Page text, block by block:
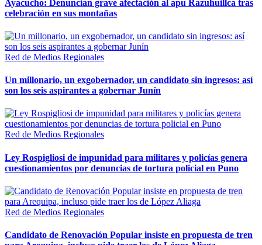
Ayacucho: Denuncian grave afectación al apu Razuhuillca tras
celebración en sus montañas
Red de Medios Regionales
Un millonario, un exgobernador, un candidato sin ingresos: así
son los seis aspirantes a gobernar Junín
Red de Medios Regionales
Ley Rospigliosi de impunidad para militares y policías genera
cuestionamientos por denuncias de tortura policial en Puno
Red de Medios Regionales
Candidato de Renovación Popular insiste en propuesta de tren